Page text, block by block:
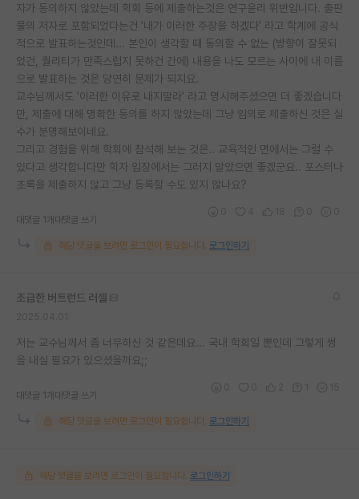
자가 동의하지 않았는데 학회 등에 제출하는것은 연구윤리 위반입니다. 출판
물의 저자로 포함되었다는건 '내가 이러한 주장을 하겠다' 라고 학계에 공식
적으로 발표하는것인데... 본인이 생각할 때 동의할 수 없는 (방향이 잘못되
었건, 퀄리티가 만족스럽지 못하건 간에) 내용을 나도 모르는 사이에 내 이름
으로 발표하는 것은 당연히 문제가 되지요.
교수님께서도 '이러한 이유로 내지말라' 라고 명시해주셨으면 더 좋겠습니다
만, 제출에 대해 명확한 동의를 하지 않았는데 그냥 임의로 제출하신 것은 실
수가 분명해보이네요.
그리고 경험을 위해 학회에 참석해 보는 것은.. 교육적인 면에서는 그럴 수
있다고 생각합니다만 학자 입장에서는 그러지 말았으면 좋겠군요.. 포스터나
초록을 제출하지 않고 그냥 등록할 수도 있지 않나요?
대댓글 1개 대댓글 쓰기
해당 댓글을 보려면 로그인이 필요합니다. 로그인하기
조급한 버트런드 러셀
저는 교수님께서 좀 너무하신 것 같은데요... 국내 학회일 뿐인데 그렇게 썽
을 내실 필요가 있으셨을까요;;
대댓글 1개 대댓글 쓰기
해당 댓글을 보려면 로그인이 필요합니다. 로그인하기
해당 댓글을 보려면 로그인이 필요합니다. 로그인하기